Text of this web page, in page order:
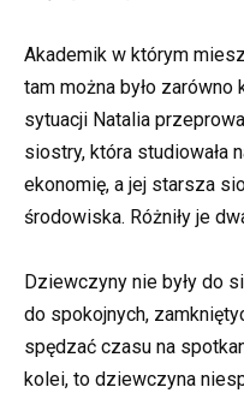
Akademik w którym
tam można było
sytuacji Natalia
siostry, która studiowała
ekonomię, a jej starsza
środowiska. Różniły je
Dziewczyny nie były do
do spokojnych,
spędzać czasu na
kolei, to dziewczyna